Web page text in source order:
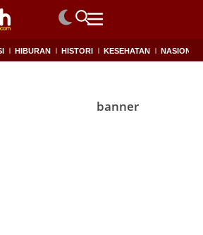
HIBURAN HISTORI KESEHATAN NASIONAL